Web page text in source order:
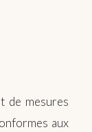
de mesures
aux